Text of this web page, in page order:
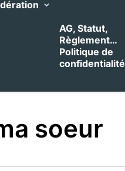
AG, Statut,
Règlement…
Politique de
confidentialité
soeur